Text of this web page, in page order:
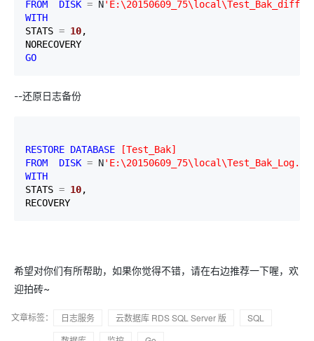
FROM DISK = N'
WITH
STATS = 10,
GO
--还原日志备份
RESTORE DATABASE [Test_Bak]
FROM
DISK = N'
WITH
STATS = 10,
RECOVERY
希望对你们有所帮助，如果你觉得不错，请在右边推荐一下喔，欢
迎拍砖~
文章标签： 日志服务 云数据库 RDS SQL Server 版
SQL